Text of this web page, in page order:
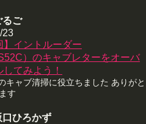
るご
23
】イントルーダー
）のキャブレターをオーバ
てみよう！
キャブ清掃に役立ちました ありがと
す
口ひろかず